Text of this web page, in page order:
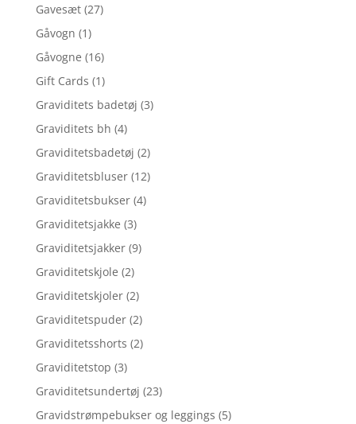
Gavesæt (27)
Gåvogn (1)
Gåvogne (16)
Gift Cards (1)
Graviditets badetøj (3)
Graviditets bh (4)
Graviditetsbadetøj (2)
Graviditetsbluser (12)
Graviditetsbukser (4)
Graviditetsjakke (3)
Graviditetsjakker (9)
Graviditetskjole (2)
Graviditetskjoler (2)
Graviditetspuder (2)
Graviditetsshorts (2)
Graviditetstop (3)
Graviditetsundertøj (23)
Gravidstrømpebukser og leggings (5)